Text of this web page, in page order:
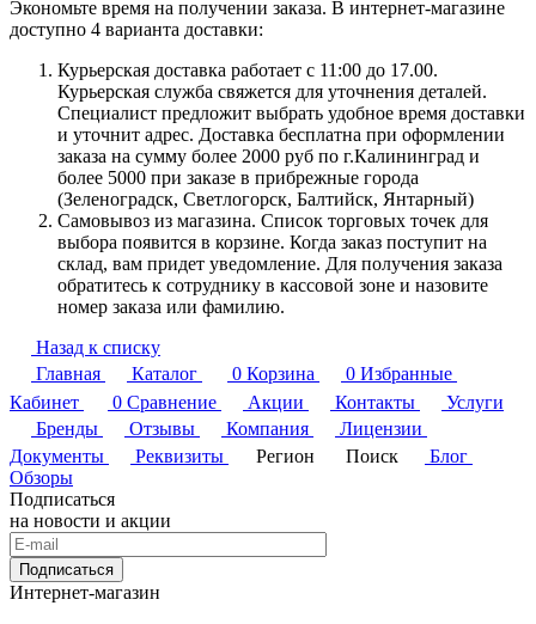
Экономьте время на получении заказа. В интернет-магазине
доступно 4 варианта доставки:
Курьерская доставка работает с 11:00 до 17.00.
Курьерская служба свяжется для уточнения деталей.
Специалист предложит выбрать удобное время доставки
и уточнит адрес. Доставка бесплатна при оформлении
заказа на сумму более 2000 руб по г.Калининград и
более 5000 при заказе в прибрежные города
(Зеленоградск, Светлогорск, Балтийск, Янтарный)
Самовывоз из магазина. Список торговых точек для
выбора появится в корзине. Когда заказ поступит на
склад, вам придет уведомление. Для получения заказа
обратитесь к сотруднику в кассовой зоне и назовите
номер заказа или фамилию.
Назад к списку
Главная
Каталог 0 Корзина 0 Избранные
Кабинет
0 Сравнение Акции Контакты
Услуги
Бренды
Отзывы Компания
Лицензии
Документы
Реквизиты Регион Поиск
Блог
Обзоры
Подписаться
на новости и акции
Подписаться
Интернет-магазин